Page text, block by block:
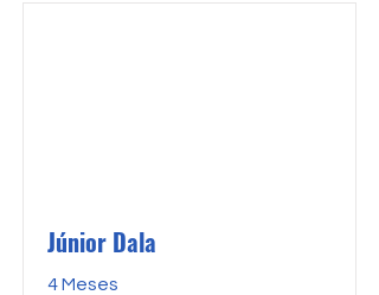
Júnior Dala
4 Meses